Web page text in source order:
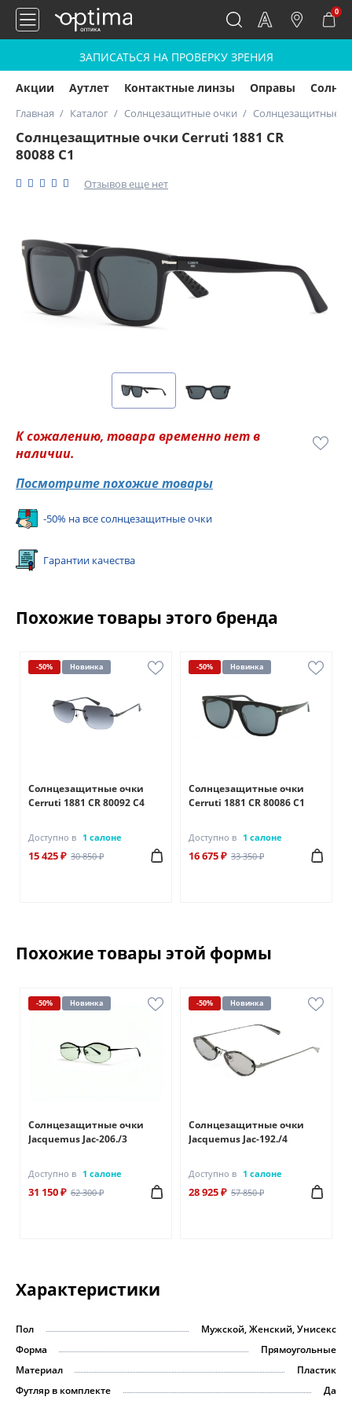
0
ЗАПИСАТЬСЯ НА ПРОВЕРКУ ЗРЕНИЯ
Акции Аутлет Контактные линзы Оправы
Главная Каталог Солнцезащитные очки Солнцезащитные
Солнцезащитные очки Cerruti 1881 CR
80088 C1
Отзывов еще нет
К сожалению, товара временно нет в
наличии.
Посмотрите похожие товары
-50% на все солнцезащитные очки
Гарантии качества
Похожие товары этого бренда
-50% Новинка
Солнцезащитные очки
Cerruti 1881 CR 80092 C4
Доступно в 1 салоне
15 425 ₽ 30 850 ₽
-50% Новинка
Солнцезащитные очки
Cerruti 1881 CR 80086 C1
Доступно в 1 салоне
16 675 ₽ 33 350 ₽
Похожие товары этой формы
-50% Новинка
Солнцезащитные очки
Jacquemus Jac-206./3
Доступно в 1 салоне
31 150 ₽ 62 300 ₽
-50% Новинка
Солнцезащитные очки
Jacquemus Jac-192./4
Доступно в 1 салоне
28 925 ₽ 57 850 ₽
Характеристики
Пол
Мужской, Женский, Унисекс
Форма
Прямоугольные
Материал
Пластик
Футляр в комплекте
Да